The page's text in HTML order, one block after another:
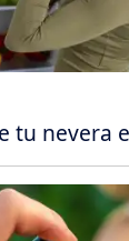
tu nevera